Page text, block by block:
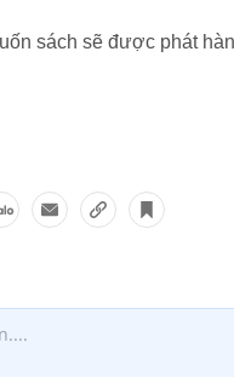
sách sẽ được phát